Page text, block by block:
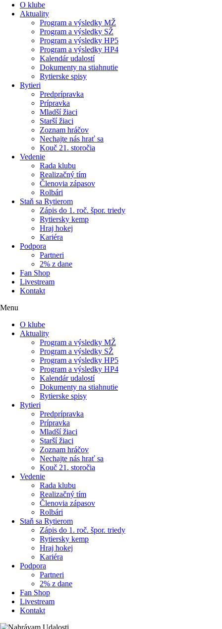
O klube
Aktuality
Program a výsledky MŽ
Program a výsledky SŽ
Program a výsledky HP5
Program a výsledky HP4
Kalendár udalostí
Dokumenty na stiahnutie
Rytierske spisy
Rytieri
Predprípravka
Prípravka
Mladší žiaci
Starší žiaci
Zoznam hráčov
Nechajte nás hrať sa
Kouč 21. storočia
Vedenie
Rada klubu
Realizačný tím
Členovia zápasov
Rolbári
Staň sa Rytierom
Zápis do 1. roč. špor. triedy
Rytiersky kemp
Hraj hokej
Kariéra
Podpora
Partneri
2% z dane
Fan Shop
Livestream
Kontakt
Menu
O klube
Aktuality
Program a výsledky MŽ
Program a výsledky SŽ
Program a výsledky HP5
Program a výsledky HP4
Kalendár udalostí
Dokumenty na stiahnutie
Rytierske spisy
Rytieri
Predprípravka
Prípravka
Mladší žiaci
Starší žiaci
Zoznam hráčov
Nechajte nás hrať sa
Kouč 21. storočia
Vedenie
Rada klubu
Realizačný tím
Členovia zápasov
Rolbári
Staň sa Rytierom
Zápis do 1. roč. špor. triedy
Rytiersky kemp
Hraj hokej
Kariéra
Podpora
Partneri
2% z dane
Fan Shop
Livestream
Kontakt